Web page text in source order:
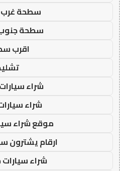
سطحة غرب
سطحة
اقرب
شراء
شراء
موقع شراء
ارقام يشترون
شراء